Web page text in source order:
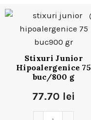
Stixuri Junior
Hipoalergenice 75
buc/800 g
77.70 lei